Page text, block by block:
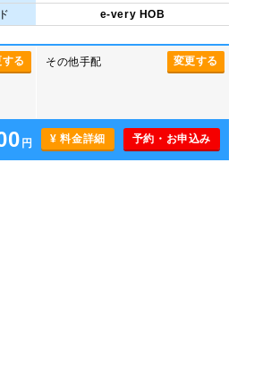
e-very HOB
る 変更する
その他手配
円 ¥ 料金詳細 予約・お申込み